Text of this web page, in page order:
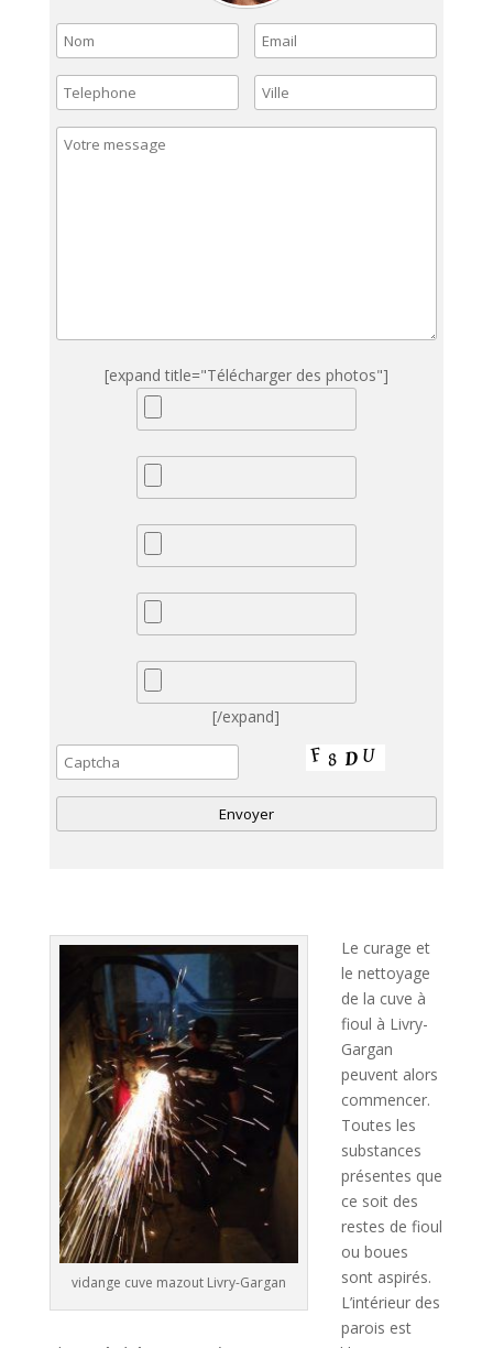
[expand title="Télécharger des photos"]
[/expand]
t
vidange cuve mazout Livry-Gargan
Le curage et
le nettoyage
de la cuve à
fioul à Livry-
Gargan
peuvent alors
commencer.
Toutes les
substances
présentes que
ce soit des
restes de fioul
ou boues
sont aspirés.
L’intérieur des
parois est